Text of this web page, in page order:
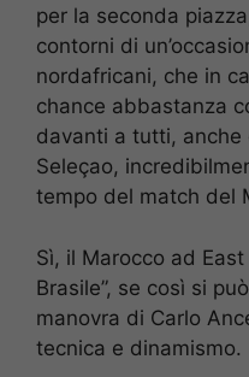
per la seconda
contorni di
nordafricani, che in
chance abbastanza
davanti a tutti,
Seleçao,
tempo del match del
Sì, il Marocco ad
Brasile”, se così si
manovra di Carlo
tecnica e dinamismo.